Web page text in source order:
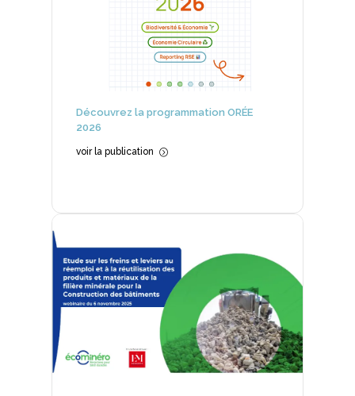
Découvrez la programmation ORÉE
2026
voir la publication =